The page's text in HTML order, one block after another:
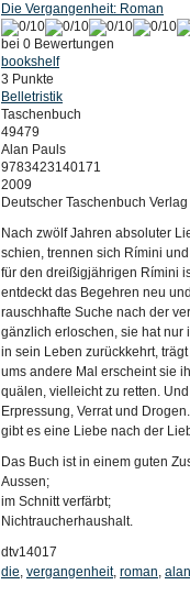
Die Vergangenheit: Roman
bei 0 Bewertungen
bookshelf
3 Punkte
Belletristik
Taschenbuch
49479
Alan Pauls
9783423140171
2009
Deutscher Taschenbuch Verlag
Nach zwölf Jahren absoluter
schien, trennen sich Rímini
für den dreißigjährigen Rímini
entdeckt das Begehren neu
rauschhafte Suche nach der
gänzlich erloschen, sie hat nur
in sein Leben zurückkehrt,
ums andere Mal erscheint sie
quälen, vielleicht zu retten.
Erpressung, Verrat und
gibt es eine Liebe nach der
Das Buch ist in einem guten
Aussen;
im Schnitt verfärbt;
Nichtraucherhaushalt.
dtv14017
die, vergangenheit, roman, alan